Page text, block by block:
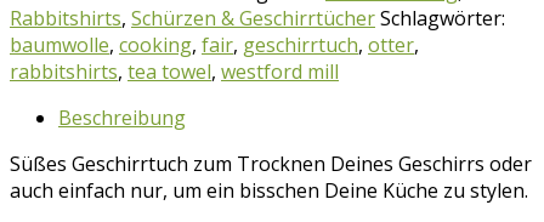
Menge
Rabbitshirts, Schürzen & GeschirrtücherSchlagwörter:
baumwolle, cooking, fair, geschirrtuch, otter,
rabbitshirts, tea towel, westford mill
Beschreibung
Süßes Geschirrtuch zum Trocknen Deines Geschirrs oder
auch einfach nur, um ein bisschen Deine Küche zu stylen.